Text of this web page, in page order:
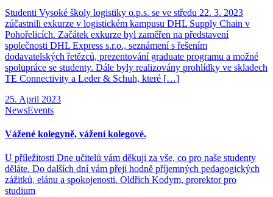
Studenti Vysoké školy logistiky o.p.s. se ve středu 22. 3. 2023
zúčastnili exkurze v logistickém kampusu DHL Supply Chain v
Pohořelicích. Začátek exkurze byl zaměřen na představení
společnosti DHL Express s.r.o., seznámení s řešením
dodavatelských řetězců, prezentování graduate programu a možné
spolupráce se studenty. Dále byly realizovány prohlídky ve skladech
TE Connectivity a Leder & Schuh, které […]
25. April 2023
NewsEvents
Vážené kolegyně, vážení kolegové.
U příležitosti Dne učitelů vám děkuji za vše, co pro naše studenty
děláte. Do dalších dní vám přeji hodně příjemných pedagogických
zážitků, elánu a spokojenosti. Oldřich Kodym, prorektor pro
studium